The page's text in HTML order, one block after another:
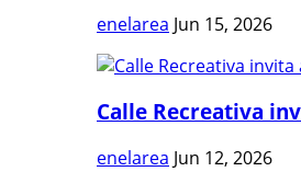
enelarea Jun 15, 2026
Calle Recreativa
enelarea Jun 12, 2026